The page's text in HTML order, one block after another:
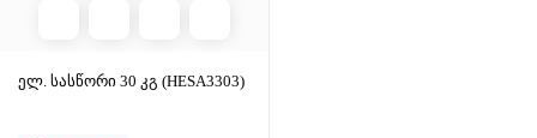
ელ. სასწორი 30 კგ (HESA3303)